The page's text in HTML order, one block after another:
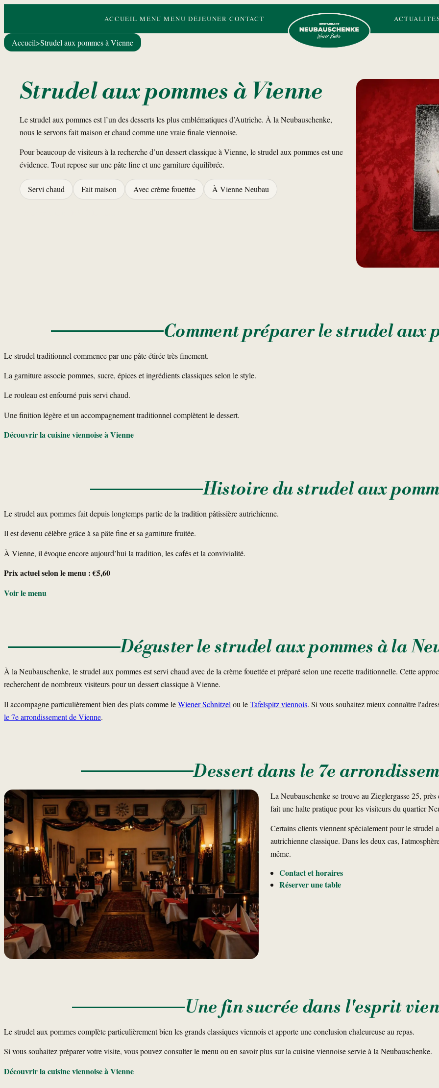
ACCUEIL MENU MENU DÉJEUNER CONTACT
Accueil>Strudel aux pommes à Vienne
Strudel aux pommes à Vienne
Le strudel aux pommes est l’un des desserts les plus emblématiques d’Autriche. À la Neubauschenke,
nous le servons fait maison et chaud comme une vraie finale viennoise.
Pour beaucoup de visiteurs à la recherche d’un dessert classique à Vienne, le strudel aux pommes est une
évidence. Tout repose sur une pâte fine et une garniture équilibrée.
Servi chaud Fait maison Avec crème fouettée À Vienne Neubau
Comment préparer le strudel aux
Le strudel traditionnel commence par une pâte étirée très finement.
La garniture associe pommes, sucre, épices et ingrédients classiques selon le style.
Le rouleau est enfourné puis servi chaud.
Une finition légère et un accompagnement traditionnel complètent le dessert.
Découvrir la cuisine viennoise à Vienne
Histoire du strudel aux
Le strudel aux pommes fait depuis longtemps partie de la tradition pâtissière autrichienne.
Il est devenu célèbre grâce à sa pâte fine et sa garniture fruitée.
À Vienne, il évoque encore aujourd’hui la tradition, les cafés et la convivialité.
Prix actuel selon le menu : €5,60
Voir le menu
Déguster le strudel aux pommes à la
À la Neubauschenke, le strudel aux pommes est servi chaud avec de la crème fouettée et préparé selon une recette traditionnelle. Cette
recherchent de nombreux visiteurs pour un dessert classique à Vienne.
Il accompagne particulièrement bien des plats comme leWiener Schnitzel ou leTafelspitz viennois. Si vous souhaitez mieux connaître
le 7e arrondissement de Vienne.
Dessert dans le 7e
La Neubauschenke se trouve au Zieglergasse 25,
fait une halte pratique pour les visiteurs du quartier
Certains clients viennent spécialement pour le strudel
autrichienne classique. Dans les deux cas,
même.
Contact et horaires
Réserver une table
Une fin sucrée dans l'esprit
Le strudel aux pommes complète particulièrement bien les grands classiques viennois et apporte une conclusion chaleureuse au repas.
Si vous souhaitez préparer votre visite, vous pouvez consulter le menu ou en savoir plus sur la cuisine viennoise servie à la Neubauschenke.
Découvrir la cuisine viennoise à Vienne